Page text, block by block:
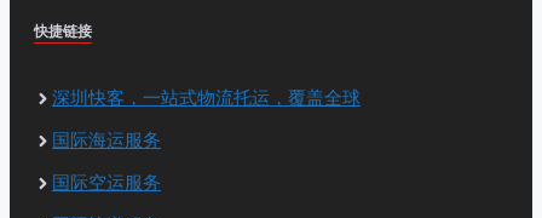
快捷链接
深圳快客，一站式物流托运，覆盖全球
国际海运服务
国际空运服务